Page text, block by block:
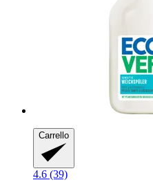
Carrello
4.6 (39)